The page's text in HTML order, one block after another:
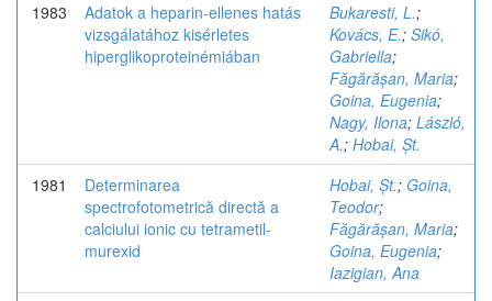
1983
Adatok a heparin-ellenes hatás
vizsgálatához kisérletes
hiperglikoproteinémiában
Bukaresti, L.;
Kovács, E.; Sikó,
Gabriella;
Făgărășan, Maria;
Goina, Eugenia;
Nagy, Ilona; László,
A.; Hobai, Șt.
1981
Determinarea
spectrofotometrică directă a
calciului ionic cu tetrametil-
murexid
Hobai, Șt.; Goina,
Teodor;
Făgărășan, Maria;
Goina, Eugenia;
Iazigian, Ana